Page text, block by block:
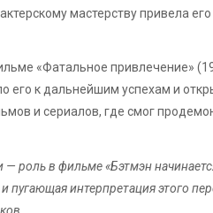
мастерству привела
«Фатальное привлечение»
его к дальнейшим успехам и
и сериалов, где смог
роль в фильме «Бэтмэн
пугающая интерпретация этого